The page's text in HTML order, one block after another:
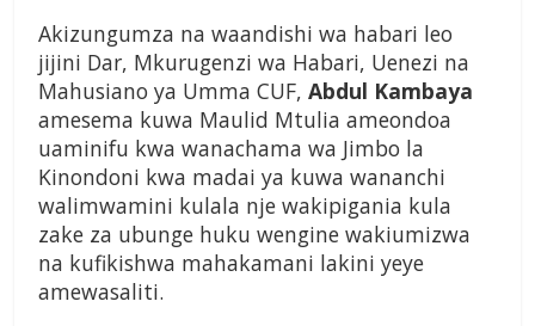
Akizungumza na waandishi wa habari leo
jijini Dar, Mkurugenzi wa Habari, Uenezi na
Mahusiano ya Umma CUF, Abdul Kambaya
amesema kuwa Maulid Mtulia ameondoa
uaminifu kwa wanachama wa Jimbo la
Kinondoni kwa madai ya kuwa wananchi
walimwamini kulala nje wakipigania kula
zake za ubunge huku wengine wakiumizwa
na kufikishwa mahakamani lakini yeye
amewasaliti.